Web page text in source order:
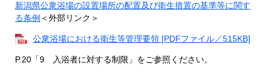
新潟県公衆浴場の設置場所の配置及び衛生措置の基準等に関す
る条例 ＜外部リンク＞
公衆浴場における衛生等管理要領 [PDFファイル／515KB]
P.20「9 入浴者に対する制限」をご参照ください。